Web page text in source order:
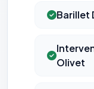
Barillet
Olivet